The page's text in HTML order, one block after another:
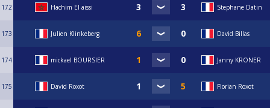
172 Hachim El aissi Stephane Datin
173 Julien Klinkeberg David Billas
174 mickael BOURSIER Janny KRONER
175 David Roxot Florian Roxot